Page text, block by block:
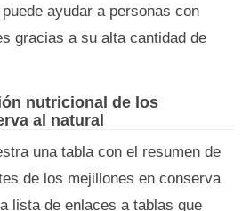
ayudar a personas con
gracias a su alta cantidad de
nutricional de los
al natural
una tabla con el resumen de
de los mejillones en conserva
lista de enlaces a tablas que